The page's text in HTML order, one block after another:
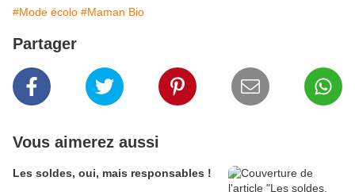
#Mode écolo #Maman Bio
Partager
Vous aimerez aussi
Les soldes, oui, mais responsables !